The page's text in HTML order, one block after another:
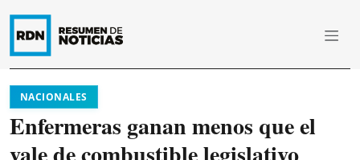
NACIONALES
Enfermeras ganan menos que el